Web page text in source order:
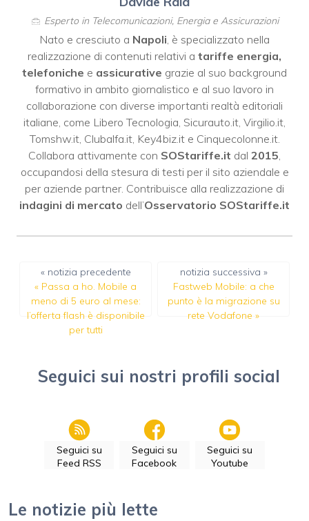
Esperto in Telecomunicazioni, Energia e Assicurazioni
Nato e cresciuto a Napoli, è specializzato nella
realizzazione di contenuti relativi a tariffe energia,
telefoniche e assicurative grazie al suo background
formativo in ambito giornalistico e al suo lavoro in
collaborazione con diverse importanti realtà editoriali
italiane, come Libero Tecnologia, Sicurauto.it, Virgilio.it,
Tomshw.it, Clubalfa.it, Key4biz.ite Cinquecolonne.it.
Collabora attivamente con SOStariffe.it dal 2015,
occupandosi della stesura di testi per il sito aziendale e
per aziende partner. Contribuisce alla realizzazione di
indagini di mercato dell’Osservatorio SOStariffe.it
« notizia precedente
« Passa a ho. Mobile a
meno di 5 euro al mese:
l’offerta flash è disponibile
per tutti
notizia successiva »
Fastweb Mobile: a che
punto è la migrazione su
rete Vodafone »
Seguici sui nostri profili social
Seguici su
Feed RSS
Seguici su
Facebook
Seguici su
Youtube
Le notizie più lette